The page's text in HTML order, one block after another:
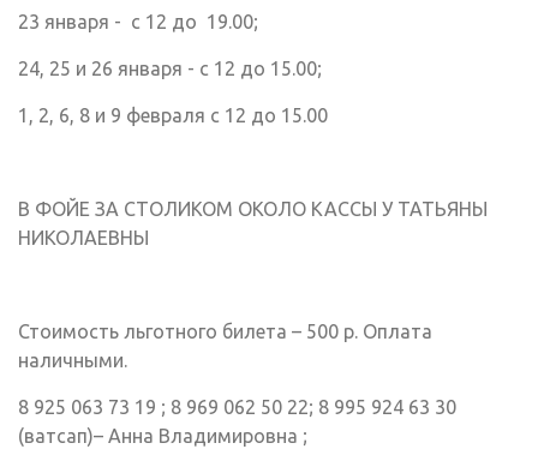
23 января - с 12 до 19.00;
24, 25 и 26 января - с 12 до 15.00;
1, 2, 6, 8 и 9 февраля с 12 до 15.00
В ФОЙЕ ЗА СТОЛИКОМ ОКОЛО КАССЫ У ТАТЬЯНЫ
НИКОЛАЕВНЫ
Стоимость льготного билета – 500 р. Оплата
наличными.
8 925 063 73 19 ; 8 969 062 50 22; 8 995 924 63 30
(ватсап)– Анна Владимировна ;